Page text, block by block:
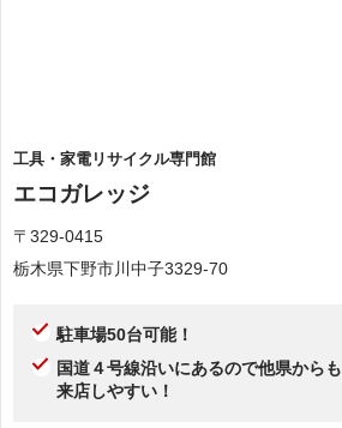
工具・家電リサイクル専門館
エコガレッジ
〒329-0415
栃木県下野市川中子3329-70
駐車場50台可能！
国道４号線沿いにあるので他県からも
来店しやすい！